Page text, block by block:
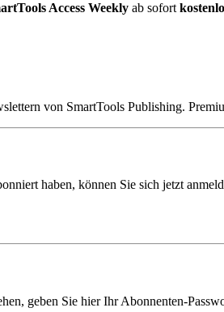
Access Weekly ab sofort
von SmartTools Publishing.
haben, können Sie sich jetzt
geben Sie hier Ihr Abonnenten-